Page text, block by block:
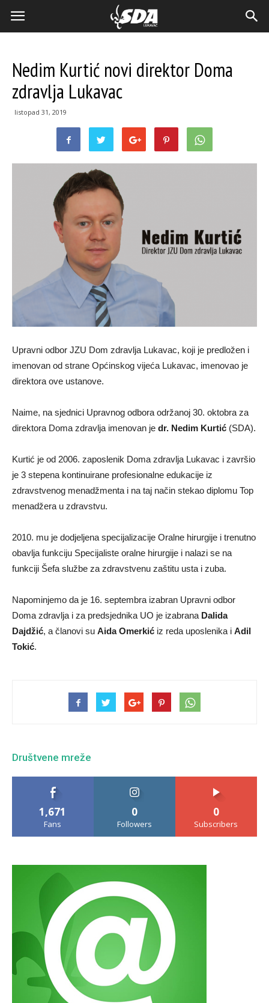
Nedim Kurtić novi direktor Doma
zdravlja Lukavac
listopad 31, 2019
Upravni odbor JZU Dom zdravlja Lukavac, koji je predložen i
imenovan od strane Općinskog vijeća Lukavac, imenovao je
direktora ove ustanove.
Naime, na sjednici Upravnog odbora održanoj 30. oktobra za
direktora Doma zdravlja imenovan je dr. Nedim Kurtić (SDA).
Kurtić je od 2006. zaposlenik Doma zdravlja Lukavac i završio
je 3 stepena kontinuirane profesionalne edukacije iz
zdravstvenog menadžmenta i na taj način stekao diplomu Top
menadžera u zdravstvu.
2010. mu je dodjeljena specijalizacije Oralne hirurgije i trenutno
obavlja funkciju Specijaliste oralne hirurgije i nalazi se na
funkciji Šefa službe za zdravstvenu zaštitu usta i zuba.
Napominjemo da je 16. septembra izabran Upravni odbor
Doma zdravlja i za predsjednika UO je izabrana Dalida
Dajdžić, a članovi su Aida Omerkić iz reda uposlenika i Adil
Tokić.
Društvene mreže
1,671
Fans
0
Followers
0
Subscribers